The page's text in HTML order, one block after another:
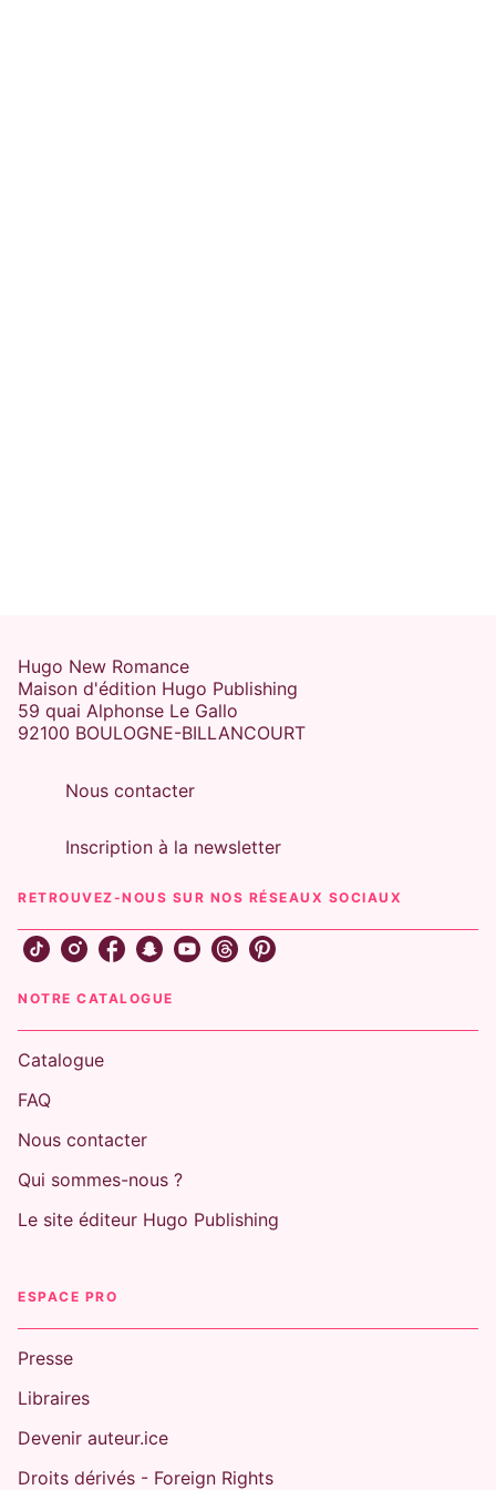
Hugo New Romance
Maison d'édition Hugo Publishing
59 quai Alphonse Le Gallo
92100 BOULOGNE-BILLANCOURT
Nous contacter
Inscription à la newsletter
RETROUVEZ-NOUS SUR NOS RÉSEAUX SOCIAUX
NOTRE CATALOGUE
Catalogue
FAQ
Nous contacter
Qui sommes-nous ?
Le site éditeur Hugo Publishing
ESPACE PRO
Presse
Libraires
Devenir auteur.ice
Droits dérivés - Foreign Rights